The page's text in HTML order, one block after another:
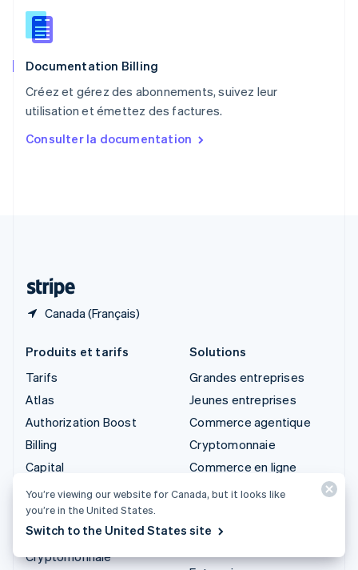
Documentation Billing
Créez et gérez des abonnements, suivez leur
utilisation et émettez des factures.
Consulter la documentation
Canada (Français)
English
Roumanie
Royaume-Uni
Singapour
English 简体中文
English
Produits et tarifs
Tarifs
Atlas
Authorization Boost
Billing
Capital
Checkout
Climate
Connect
Cryptomonnaie
Solutions
Grandes entreprises
Jeunes entreprises
Commerce agentique
Cryptomonnaie
Commerce en ligne
Services financiers
Automatisation des
You’re viewing our website for Canada, but it looks like
you’re in the United States.
Switch to the United States site